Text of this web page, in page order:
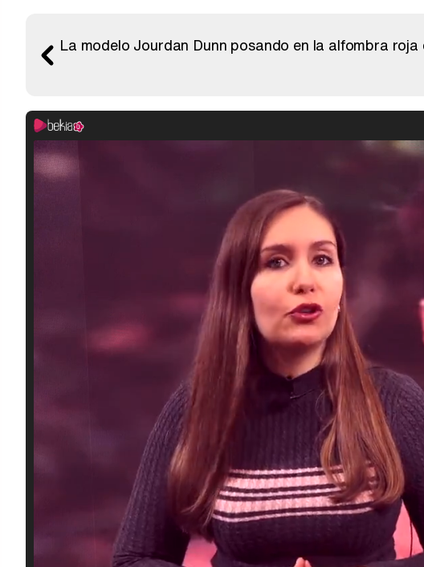
La modelo Jourdan Dunn posando en la alfombra